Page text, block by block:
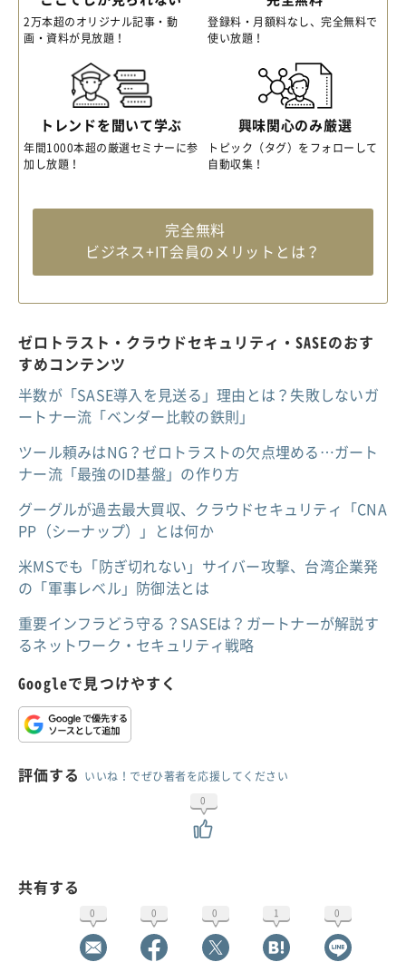
2万本超のオリジナル記事・動
画・資料が見放題！
登録料・月額料なし、完全無料で
使い放題！
トレンドを聞いて学ぶ
年間1000本超の厳選セミナーに参
加し放題！
興味関心のみ厳選
トピック（タグ）をフォローして
自動収集！
完全無料
ビジネス+IT会員のメリットとは？
ゼロトラスト・クラウドセキュリティ・SASEのおす
すめコンテンツ
半数が「SASE導入を見送る」理由とは？失敗しないガ
ートナー流「ベンダー比較の鉄則」
ツール頼みはNG？ゼロトラストの欠点埋める…ガート
ナー流「最強のID基盤」の作り方
グーグルが過去最大買収、クラウドセキュリティ「CNA
PP（シーナップ）」とは何か
米MSでも「防ぎ切れない」サイバー攻撃、台湾企業発
の「軍事レベル」防御法とは
重要インフラどう守る？SASEは？ガートナーが解説す
るネットワーク・セキュリティ戦略
Googleで見つけやすく
評価する いいね！でぜひ著者を応援してください
0
共有する
0 0 0 1 0